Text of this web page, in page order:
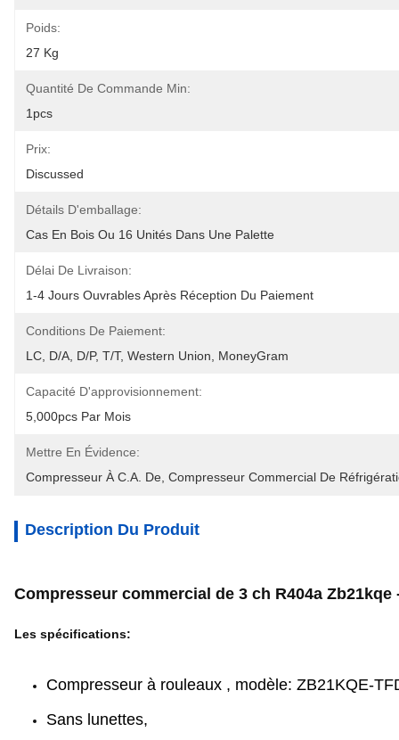
Poids:
27 Kg
Quantité De Commande Min:
1pcs
Prix:
Discussed
Détails D'emballage:
Cas En Bois Ou 16 Unités Dans Une Palette
Délai De Livraison:
1-4 Jours Ouvrables Après Réception Du Paiement
Conditions De Paiement:
LC, D/A, D/P, T/T, Western Union, MoneyGram
Capacité D'approvisionnement:
5,000pcs Par Mois
Mettre En Évidence:
Compresseur À C.A. De Compresseur Commercial De
Description Du Produit
Compresseur commercial de 3 ch R404a
Les spécifications:
Compresseur à rouleaux , modèle: ZB21KQE-
Sans lunettes,